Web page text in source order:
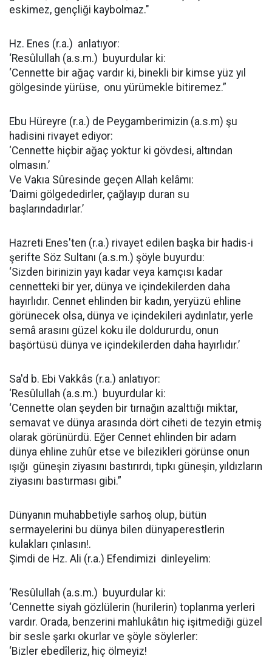
eskimez, gençliği kaybolmaz."
Hz. Enes (r.a.) anlatıyor:
‘Resûlullah (a.s.m.) buyurdular ki:
‘Cennette bir ağaç vardır ki, binekli bir kimse yüz yıl
gölgesinde yürüse, onu yürümekle bitiremez.”
Ebu Hüreyre (r.a.) de Peygamberimizin (a.s.m) şu
hadisini rivayet ediyor:
‘Cennette hiçbir ağaç yoktur ki gövdesi, altından
olmasın.’
Ve Vakıa Sûresinde geçen Allah kelâmı:
‘Daimi gölgededirler, çağlayıp duran su
başlarındadırlar.’
Hazreti Enes'ten (r.a.) rivayet edilen başka bir hadis-i
şerifte Söz Sultanı (a.s.m.) şöyle buyurdu:
‘Sizden birinizin yayı kadar veya kamçısı kadar
cennetteki bir yer, dünya ve içindekilerden daha
hayırlıdır. Cennet ehlinden bir kadın, yeryüzü ehline
görünecek olsa, dünya ve içindekileri aydınlatır, yerle
semâ arasını güzel koku ile doldururdu, onun
başörtüsü dünya ve içindekilerden daha hayırlıdır.’
Sa'd b. Ebi Vakkâs (r.a.) anlatıyor:
‘Resûlullah (a.s.m.) buyurdular ki:
‘Cennette olan şeyden bir tırnağın azalttığı miktar,
semavat ve dünya arasında dört ciheti de tezyin etmiş
olarak görünürdü. Eğer Cennet ehlinden bir adam
dünya ehline zuhûr etse ve bilezikleri görünse onun
ışığı güneşin ziyasını bastırırdı, tıpkı güneşin, yıldızların
ziyasını bastırması gibi.”
Dünyanın muhabbetiyle sarhoş olup, bütün
sermayelerini bu dünya bilen dünyaperestlerin
kulakları çınlasın!.
Şimdi de Hz. Ali (r.a.) Efendimizi dinleyelim:
‘Resûlullah (a.s.m.) buyurdular ki:
‘Cennette siyah gözlülerin (hurilerin) toplanma yerleri
vardır. Orada, benzerini mahlukâtın hiç işitmediği güzel
bir sesle şarkı okurlar ve şöyle söylerler:
‘Bizler ebedîleriz, hiç ölmeyiz!